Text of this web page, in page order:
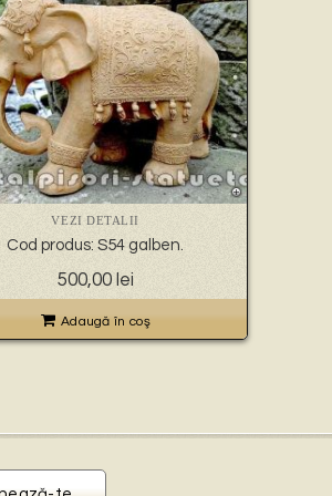
VEZI DETALII
Cod produs: S54 galben.
500,00 lei
Adaugă în coş